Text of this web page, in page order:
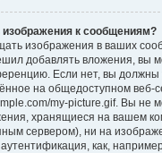
изображения к сообщениям?
изображения в ваших
добавлять вложения, вы
Если нет, вы должны
на общедоступном веб-
my-picture.gif. Вы не
хранящиеся на вашем
сервером), ни на
как,